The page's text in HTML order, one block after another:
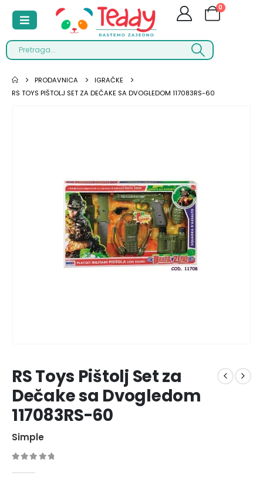
0
PRODAVNICA
IGRAČKE
RS TOYS PIŠTOLJ SET ZA DEČAKE SA DVOGLEDOM 117083RS-60
RS Toys Pištolj Set za
Dečake sa Dvogledom
117083RS-60
Simple